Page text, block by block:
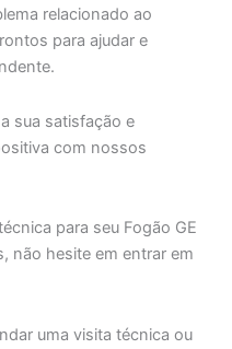
relacionado ao
para ajudar e
sua satisfação e
com nossos
para seu Fogão GE
não hesite em entrar em
uma visita técnica ou